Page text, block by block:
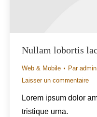
Nullam lobortis
Web & Mobile Par admin
Laisser un commentaire
Lorem ipsum dolor
tristique urna.